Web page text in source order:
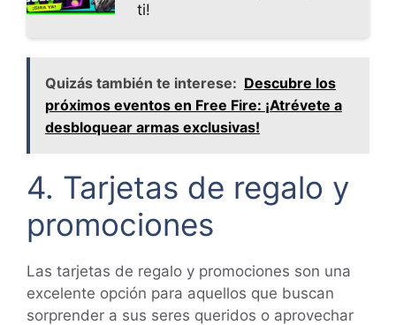
ti!
Quizás también te interese: Descubre los
próximos eventos en Free Fire: ¡Atrévete a
desbloquear armas exclusivas!
4. Tarjetas de regalo y
promociones
Las tarjetas de regalo y promociones son una
excelente opción para aquellos que buscan
sorprender a sus seres queridos o aprovechar